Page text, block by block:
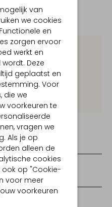
van
we cookies
en
zorgen ervoor
werkt en
Deze
geplaatst en
Voor
die we
voorkeuren te
vragen we
Als je op
alleen de
cookies
op "Cookie-
voor meer
voorkeuren
19 boutiques
€ 100,-
dagen